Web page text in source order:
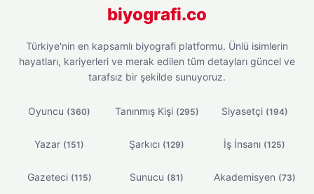
biyografi.co
Türkiye'nin en kapsamlı biyografi platformu. Ünlü isimlerin
hayatları, kariyerleri ve merak edilen tüm detayları güncel ve
tarafsız bir şekilde sunuyoruz.
Oyuncu (360) Tanınmış Kişi (295) Siyasetçi (194)
Yazar (151) Şarkıcı (129) İş İnsanı (125)
Gazeteci (115) Sunucu (81) Akademisyen (73)